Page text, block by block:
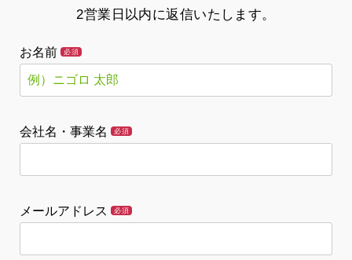
2営業日以内に返信いたします。
お名前 必須
会社名・事業名 必須
メールアドレス 必須